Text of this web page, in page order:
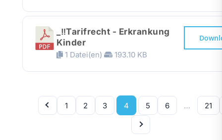
_‼️Tarifrecht - Erkrankung
Kinder
1 Datei(en) 193.10 KB
1 2 3 4 5 6 … 21